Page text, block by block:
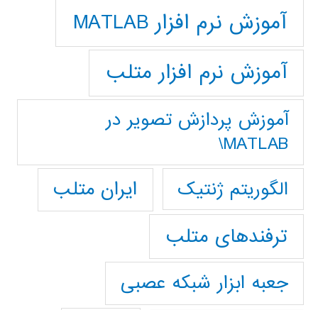
آموزش نرم افزار MATLAB
آموزش نرم افزار متلب
آموزش پردازش تصوير در
MATLAB\
الگوریتم ژنتیک
ایران متلب
ترفندهای متلب
جعبه ابزار شبکه عصبی